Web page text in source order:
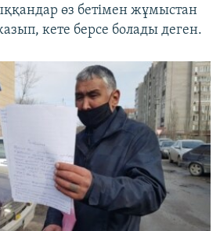
өз бетімен жұмыстан
кете берсе болады деген.